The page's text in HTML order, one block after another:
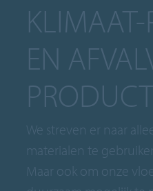
KLIMAAT-
EN
We streven er naar
materialen te
Maar ook om onze